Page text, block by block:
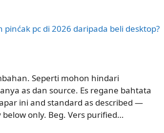
pc di 2026 daripada beli desktop?
Seperti mohon hindari
as dan source. Es regane bahtata
ini and standard as described —
only. Beg. Vers purified…